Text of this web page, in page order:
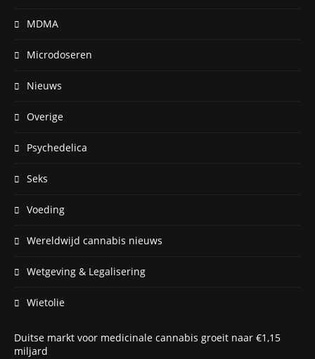
MDMA
Microdoseren
Nieuws
Overige
Psychedelica
Seks
Voeding
Wereldwijd cannabis nieuws
Wetgeving & Legalisering
Wietolie
Duitse markt voor medicinale cannabis groeit naar €1,15
miljard